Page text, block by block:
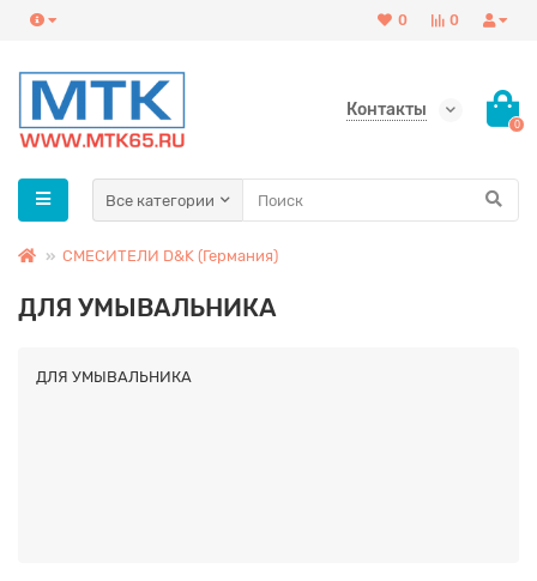
0
0
Контакты
0
Все категории
СМЕСИТЕЛИ D&K (Германия)
ДЛЯ УМЫВАЛЬНИКА
ДЛЯ УМЫВАЛЬНИКА